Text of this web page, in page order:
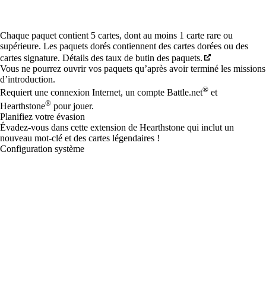
Available actions
Chaque paquet contient 5 cartes, dont au moins 1 carte rare ou
supérieure. Les paquets dorés contiennent des cartes dorées ou des
cartes signature. Détails des taux de butin des paquets.
Vous ne pourrez ouvrir vos paquets qu’après avoir terminé les missions
d’introduction.
Requiert une connexion Internet, un compte Battle.net® et
Hearthstone® pour jouer.
Planifiez votre évasion
Évadez-vous dans cette extension de Hearthstone qui inclut un
nouveau mot-clé et des cartes légendaires !
Configuration système